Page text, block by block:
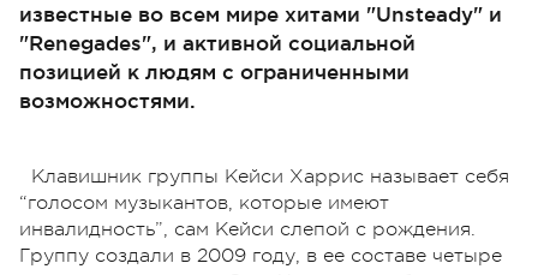
известные во всем мире хитами "Unsteady" и
"Renegades", и активной социальной
позицией к людям с ограниченными
возможностями.
Клавишник группы Кейси Харрис называет себя
“голосом музыкантов, которые имеют
инвалидность”, сам Кейси слепой с рождения.
Группу создали в 2009 году, в ее составе четыре